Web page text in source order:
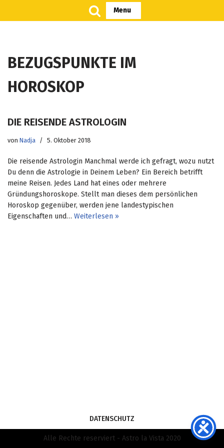
Menu
BEZUGSPUNKTE IM
HOROSKOP
DIE REISENDE ASTROLOGIN
von Nadja 5. Oktober 2018
Die reisende Astrologin Manchmal werde ich gefragt, wozu nutzt
Du denn die Astrologie in Deinem Leben? Ein Bereich betrifft
meine Reisen. Jedes Land hat eines oder mehrere
Gründungshoroskope. Stellt man dieses dem persönlichen
Horoskop gegenüber, werden jene landestypischen
Eigenschaften und… Weiterlesen »
DATENSCHUTZ
Alle Rechte reserviert - Astro la Vista 2020